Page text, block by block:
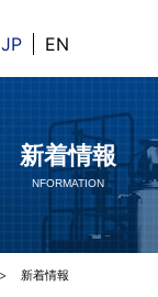
JP EN
新着情報
NFORMATION
新着情報